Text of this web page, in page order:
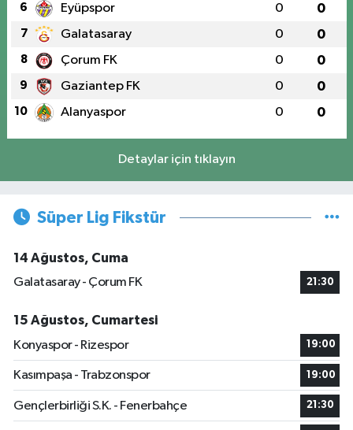
6 Eyüpspor 0 0
7 Galatasaray 0 0
8 Çorum FK 0 0
9 Gaziantep FK 0 0
10 Alanyaspor 0 0
Detaylar için tıklayın
Süper Lig Fikstür
14 Ağustos, Cuma
Galatasaray - Çorum FK
21:30
15 Ağustos, Cumartesi
Konyaspor - Rizespor
19:00
Kasımpaşa - Trabzonspor 19:00
Gençlerbirliği S.K. - Fenerbahçe 21:30